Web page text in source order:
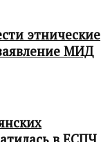
этнические
МИД